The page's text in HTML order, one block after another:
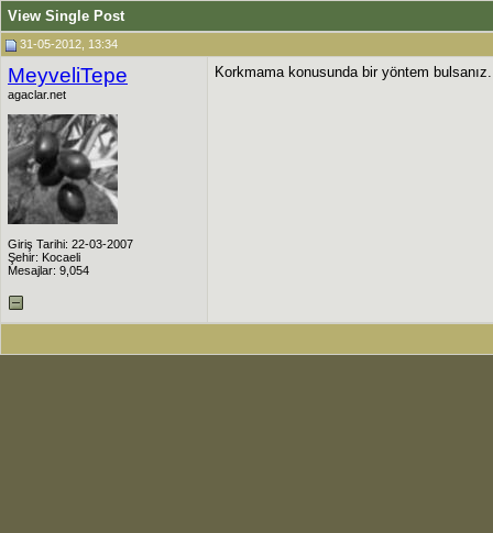
View Single Post
31-05-2012, 13:34
MeyveliTepe
agaclar.net
Giriş Tarihi: 22-03-2007
Şehir: Kocaeli
Mesajlar: 9,054
Korkmama konusunda bir yöntem